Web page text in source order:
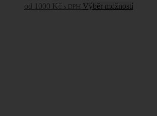
od 1000 Kč s DPH Výběr možnostíTento